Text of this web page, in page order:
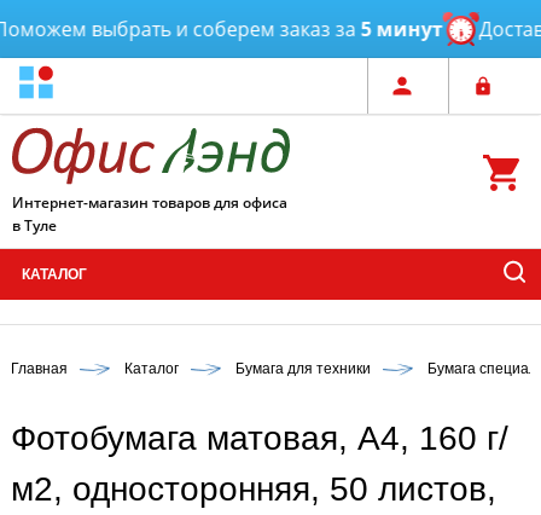
выбрать и соберем заказ за 5 минут
Интернет-магазин товаров для офиса
в Туле
КАТАЛОГ
Главная Каталог Бумага для техники Бумага
Фотобумага матовая, А4, 160 г/
м2, односторонняя, 50 листов,